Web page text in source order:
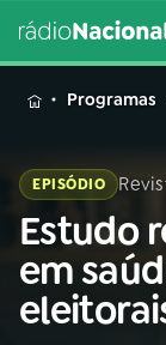
MENU
Buscar
na
Rádio
Nacional
Programas
EPISÓDIO
Estudo
em